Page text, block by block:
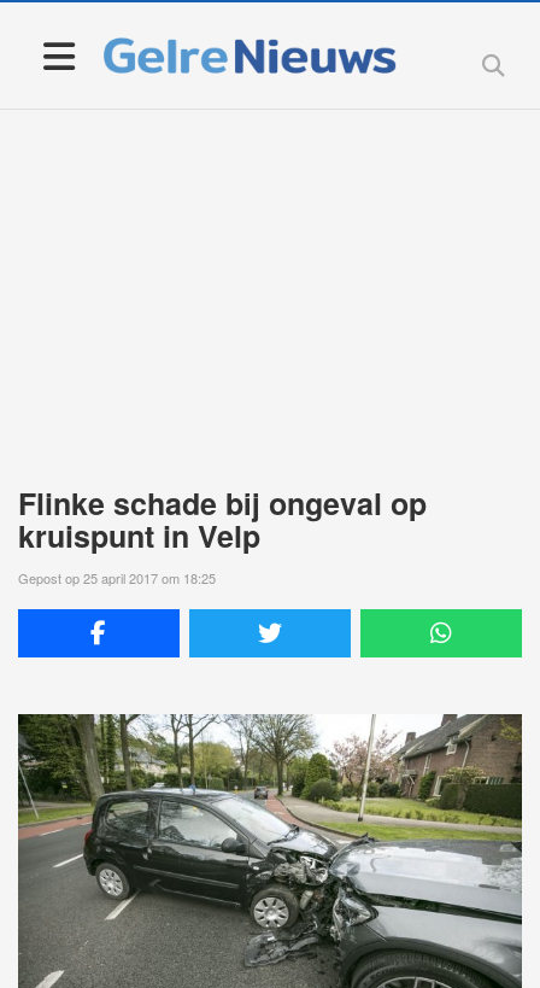
Flinke schade bij ongeval op
kruispunt in Velp
Gepost op 25 april 2017 om 18:25